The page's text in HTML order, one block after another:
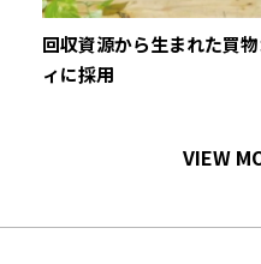
回収資源から生まれた買
ィに採用
VIEW